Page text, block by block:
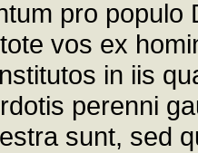
pro populo
vos ex
in iis
perenni
sunt, sed